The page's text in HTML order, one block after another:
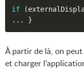
if (
...
}
À partir de là, on
et charger